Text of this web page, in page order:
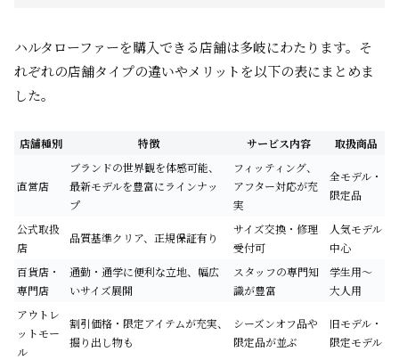
ハルタローファーを購入できる店舗は多岐にわたります。そ
れぞれの店舗タイプの違いやメリットを以下の表にまとめま
した。
店舗種別 特徴 サービス内容 取扱商品
直営店
ブランドの世界観を体感可能、
最新モデルを豊富にラインナッ
プ
フィッティング、
アフター対応が充
実
全モデル・
限定品
公式取扱
店
品質基準クリア、正規保証有り
サイズ交換・修理
受付可
人気モデル
中心
百貨店・
専門店
通勤・通学に便利な立地、幅広
いサイズ展開
スタッフの専門知
識が豊富
学生用～
大人用
アウトレ
ットモー
ル
割引価格・限定アイテムが充実、
掘り出し物も
シーズンオフ品や
限定品が並ぶ
旧モデル・
限定モデル